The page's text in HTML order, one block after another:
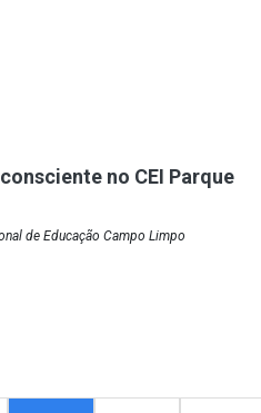
no CEI Parque
de Educação Campo Limpo